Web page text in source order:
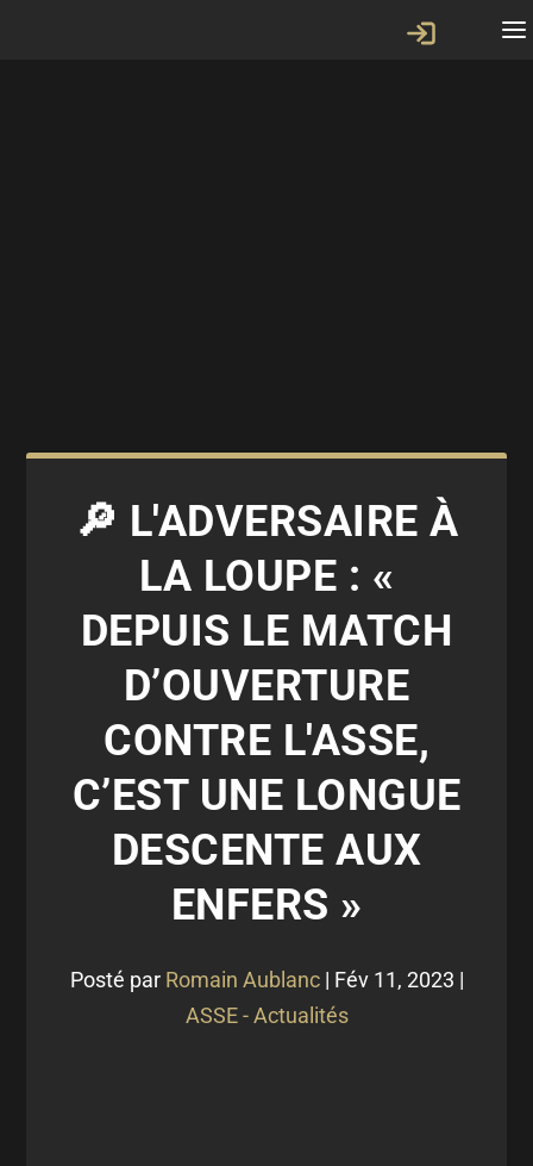
🔎 L'ADVERSAIRE À
LA LOUPE : «
DEPUIS LE MATCH
D’OUVERTURE
CONTRE L'ASSE,
C’EST UNE LONGUE
DESCENTE AUX
ENFERS »
Posté par Romain Aublanc| Fév 11, 2023 |
ASSE - Actualités